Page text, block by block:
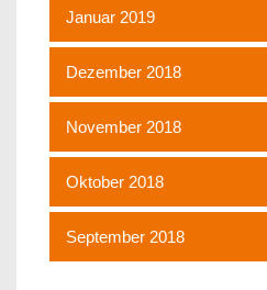
Januar 2019
Dezember 2018
November 2018
Oktober 2018
September 2018